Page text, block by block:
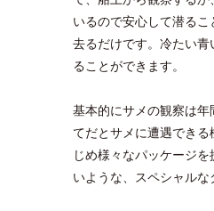
いるので安心して潜る
去るだけです。冷たい
ることができます。
基本的にサメの観察は
てだとサメに遭遇でき
じめ様々なパッケージ
いような、スペシャル